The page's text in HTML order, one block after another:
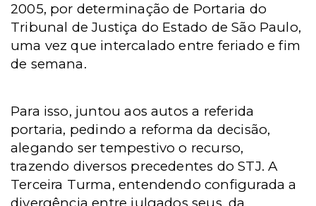
2005, por determinação de Portaria do
Tribunal de Justiça do Estado de São Paulo,
uma vez que intercalado entre feriado e fim
de semana.
Para isso, juntou aos autos a referida
portaria, pedindo a reforma da decisão,
alegando ser tempestivo o recurso,
trazendo diversos precedentes do STJ. A
Terceira Turma, entendendo configurada a